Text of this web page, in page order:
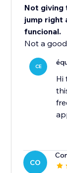
Not giving
jump right
funcional.
Not a
CE
Hi
CO